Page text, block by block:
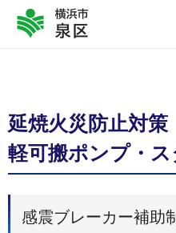
延焼火災防止対策
軽可搬ポンプ・ス
感震ブレーカー補助